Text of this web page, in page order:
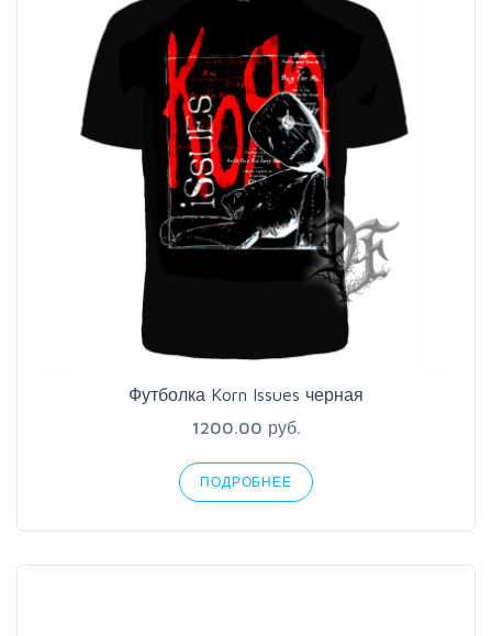
Футболка Korn Issues черная
1200.00 руб.
ПОДРОБНЕЕ